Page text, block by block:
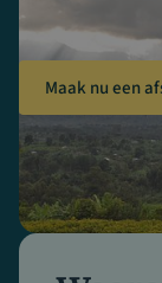
Maak nu een